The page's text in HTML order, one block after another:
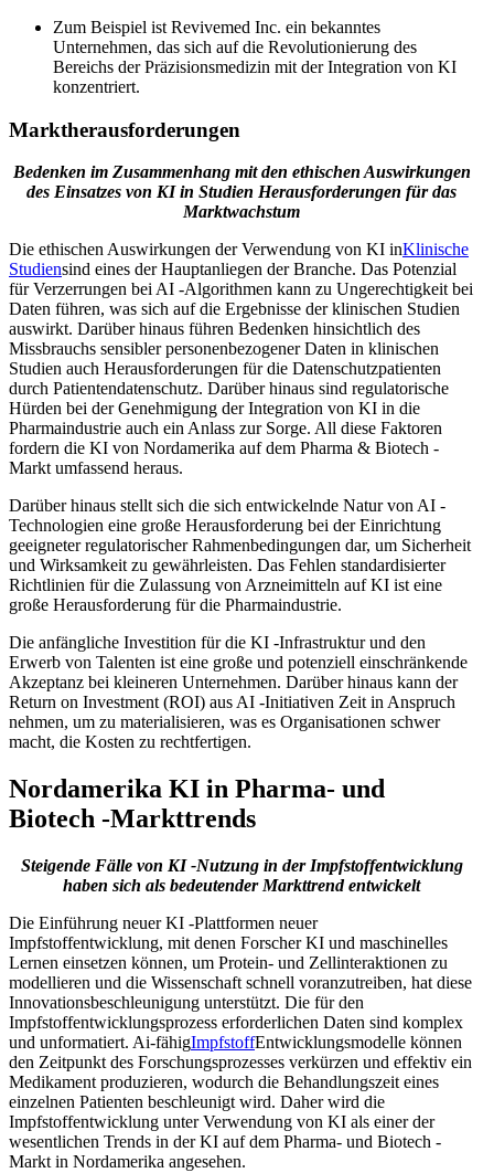
Zum Beispiel ist Revivemed Inc. ein bekanntes
Unternehmen, das sich auf die Revolutionierung des
Bereichs der Präzisionsmedizin mit der Integration von KI
konzentriert.
Marktherausforderungen
Bedenken im Zusammenhang mit den ethischen Auswirkungen
des Einsatzes von KI in Studien Herausforderungen für das
Marktwachstum
Die ethischen Auswirkungen der Verwendung von KI inKlinische
Studiensind eines der Hauptanliegen der Branche. Das Potenzial
für Verzerrungen bei AI -Algorithmen kann zu Ungerechtigkeit bei
Daten führen, was sich auf die Ergebnisse der klinischen Studien
auswirkt. Darüber hinaus führen Bedenken hinsichtlich des
Missbrauchs sensibler personenbezogener Daten in klinischen
Studien auch Herausforderungen für die Datenschutzpatienten
durch Patientendatenschutz. Darüber hinaus sind regulatorische
Hürden bei der Genehmigung der Integration von KI in die
Pharmaindustrie auch ein Anlass zur Sorge. All diese Faktoren
fordern die KI von Nordamerika auf dem Pharma & Biotech -
Markt umfassend heraus.
Darüber hinaus stellt sich die sich entwickelnde Natur von AI -
Technologien eine große Herausforderung bei der Einrichtung
geeigneter regulatorischer Rahmenbedingungen dar, um Sicherheit
und Wirksamkeit zu gewährleisten. Das Fehlen standardisierter
Richtlinien für die Zulassung von Arzneimitteln auf KI ist eine
große Herausforderung für die Pharmaindustrie.
Die anfängliche Investition für die KI -Infrastruktur und den
Erwerb von Talenten ist eine große und potenziell einschränkende
Akzeptanz bei kleineren Unternehmen. Darüber hinaus kann der
Return on Investment (ROI) aus AI -Initiativen Zeit in Anspruch
nehmen, um zu materialisieren, was es Organisationen schwer
macht, die Kosten zu rechtfertigen.
Nordamerika KI in Pharma- und
Biotech -Markttrends
Steigende Fälle von KI -Nutzung in der Impfstoffentwicklung
haben sich als bedeutender Markttrend entwickelt
Die Einführung neuer KI -Plattformen neuer
Impfstoffentwicklung, mit denen Forscher KI und maschinelles
Lernen einsetzen können, um Protein- und Zellinteraktionen zu
modellieren und die Wissenschaft schnell voranzutreiben, hat diese
Innovationsbeschleunigung unterstützt. Die für den
Impfstoffentwicklungsprozess erforderlichen Daten sind komplex
und unformatiert. Ai-fähigImpfstoffEntwicklungsmodelle können
den Zeitpunkt des Forschungsprozesses verkürzen und effektiv ein
Medikament produzieren, wodurch die Behandlungszeit eines
einzelnen Patienten beschleunigt wird. Daher wird die
Impfstoffentwicklung unter Verwendung von KI als einer der
wesentlichen Trends in der KI auf dem Pharma- und Biotech -
Markt in Nordamerika angesehen.